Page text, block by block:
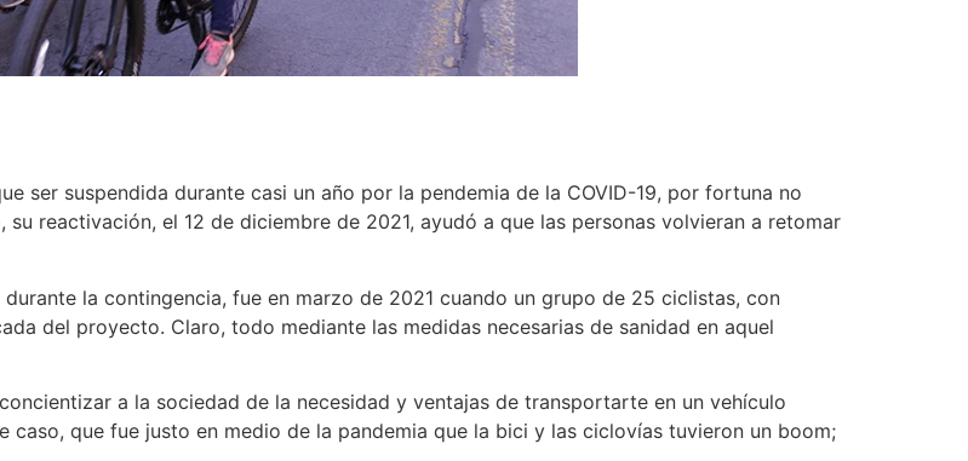
ser suspendida durante casi un año por la pendemia de la COVID-19, por fortuna no
reactivación, el 12 de diciembre de 2021, ayudó a que las personas volvieran a retomar
la contingencia, fue en marzo de 2021 cuando un grupo de 25 ciclistas, con
del proyecto. Claro, todo mediante las medidas necesarias de sanidad en aquel
a la sociedad de la necesidad y ventajas de transportarte en un vehículo
que fue justo en medio de la pandemia que la bici y las ciclovías tuvieron un boom;